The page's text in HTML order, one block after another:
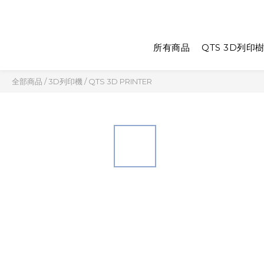
所有商品 QTS 3D列印
全部商品 /3D列印機 /QTS 3D PRINTER